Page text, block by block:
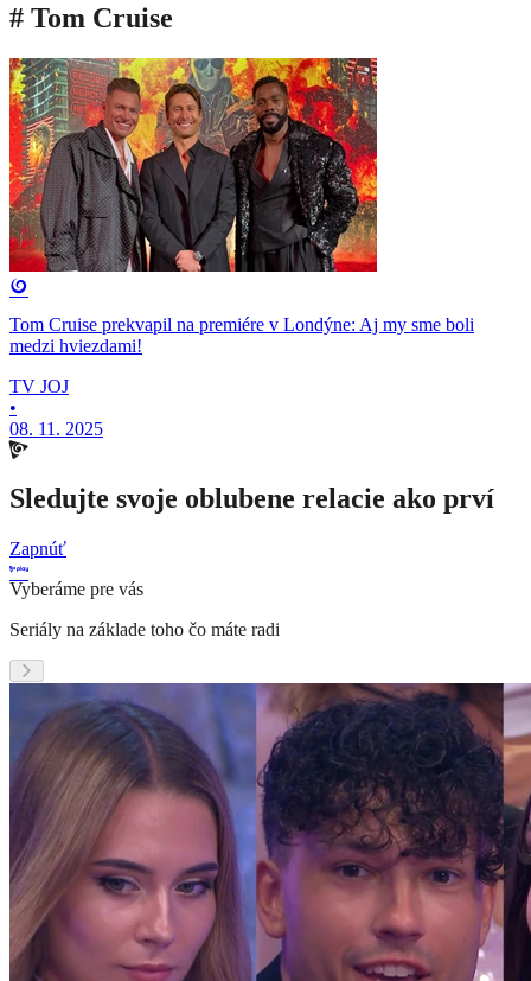
# Tom Cruise
Tom Cruise prekvapil na premiére v Londýne: Aj my sme boli
medzi hviezdami!
TV JOJ
•
08. 11. 2025
Sledujte svoje oblubene relacie ako prví
Zapnúť
Vyberáme pre vás
Seriály na základe toho čo máte radi